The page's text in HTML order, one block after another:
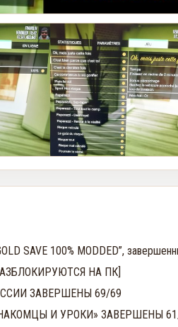
SAVE 100% MODDED”,
НА ПК]
ЗАВЕРШЕНЫ 69/69
И УРОКИ» ЗАВЕРШЕНЫ